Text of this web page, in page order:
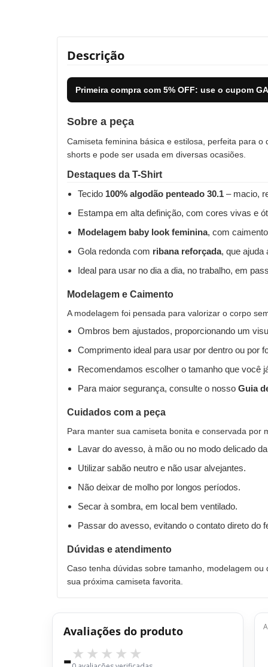
Descrição
Primeira compra com 5% OFF: use o cupom
Sobre a peça
Camiseta feminina básica e estilosa, perfeita para
shorts e pode ser usada em diversas ocasiões.
Destaques da T-Shirt
Tecido 100% algodão penteado 30.1 – macio,
Estampa em alta definição, com cores vivas e
Modelagem baby look feminina, com
Gola redonda com ribana reforçada, que ajuda
Ideal para usar no dia a dia, no trabalho, em
Modelagem e Caimento
A modelagem foi pensada para valorizar o corpo
Ombros bem ajustados, proporcionando um
Comprimento ideal para usar por dentro ou por
Recomendamos escolher o tamanho que você
Para maior segurança, consulte o nosso Guia
Cuidados com a peça
Para manter sua camiseta bonita e conservada por
Lavar do avesso, à mão ou no modo delicado
Utilizar sabão neutro e não usar alvejantes.
Não deixar de molho por longos períodos.
Secar à sombra, em local bem ventilado.
Passar do avesso, evitando o contato direto do
Dúvidas e atendimento
Caso tenha dúvidas sobre tamanho, modelagem
sua próxima camiseta favorita.
Avaliações do produto
-